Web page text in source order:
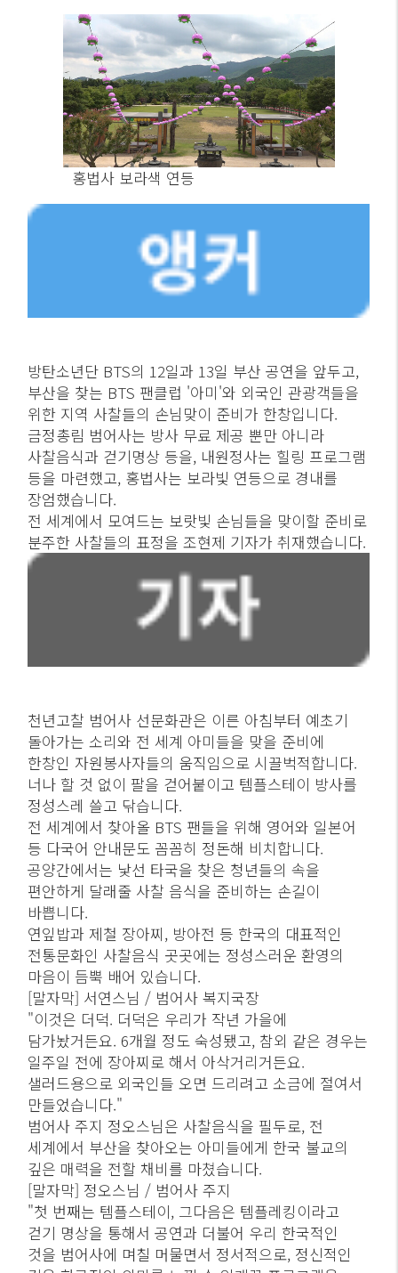
홍법사 보라색 연등
방탄소년단 BTS의 12일과 13일 부산 공연을 앞두고,
부산을 찾는 BTS 팬클럽 '아미'와 외국인 관광객들을
위한 지역 사찰들의 손님맞이 준비가 한창입니다.
금정총림 범어사는 방사 무료 제공 뿐만 아니라
사찰음식과 걷기명상 등을, 내원정사는 힐링 프로그램
등을 마련했고, 홍법사는 보라빛 연등으로 경내를
장엄했습니다.
전 세계에서 모여드는 보랏빛 손님들을 맞이할 준비로
분주한 사찰들의 표정을 조현제 기자가 취재했습니다.
천년고찰 범어사 선문화관은 이른 아침부터 예초기
돌아가는 소리와 전 세계 아미들을 맞을 준비에
한창인 자원봉사자들의 움직임으로 시끌벅적합니다.
너나 할 것 없이 팔을 걷어붙이고 템플스테이 방사를
정성스레 쓸고 닦습니다.
전 세계에서 찾아올 BTS 팬들을 위해 영어와 일본어
등 다국어 안내문도 꼼꼼히 정돈해 비치합니다.
공양간에서는 낯선 타국을 찾은 청년들의 속을
편안하게 달래줄 사찰 음식을 준비하는 손길이
바쁩니다.
연잎밥과 제철 장아찌, 방아전 등 한국의 대표적인
전통문화인 사찰음식 곳곳에는 정성스러운 환영의
마음이 듬뿍 배어 있습니다.
[말자막] 서연스님 / 범어사 복지국장
"이것은 더덕. 더덕은 우리가 작년 가을에
담가놨거든요. 6개월 정도 숙성됐고, 참외 같은 경우는
일주일 전에 장아찌로 해서 아삭거리거든요.
샐러드용으로 외국인들 오면 드리려고 소금에 절여서
만들었습니다."
범어사 주지 정오스님은 사찰음식을 필두로, 전
세계에서 부산을 찾아오는 아미들에게 한국 불교의
깊은 매력을 전할 채비를 마쳤습니다.
[말자막] 정오스님 / 범어사 주지
"첫 번째는 템플스테이, 그다음은 템플레킹이라고
걷기 명상을 통해서 공연과 더불어 우리 한국적인
것을 범어사에 며칠 머물면서 정서적으로, 정신적인